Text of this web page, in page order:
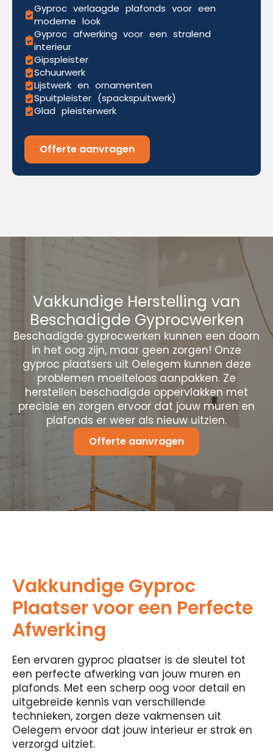
Gyproc verlaagde plafonds voor een
moderne look
Gyproc afwerking voor een stralend
interieur
Gipspleister
Schuurwerk
Lijstwerk en ornamenten
Spuitpleister (spackspuitwerk)
Glad pleisterwerk
Offerte aanvragen
Vakkundige Herstelling van
Beschadigde Gyprocwerken
Beschadigde gyprocwerken kunnen een doorn
in het oog zijn, maar geen zorgen! Onze
gyproc plaatsers uit Oelegem kunnen deze
problemen moeiteloos aanpakken. Ze
herstellen beschadigde oppervlakken met
precisie en zorgen ervoor dat jouw muren en
plafonds er weer als nieuw uitzien.
Offerte aanvragen
Vakkundige Gyproc
Plaatser voor een Perfecte
Afwerking
Een ervaren gyproc plaatser is de sleutel tot
een perfecte afwerking van jouw muren en
plafonds. Met een scherp oog voor detail en
uitgebreide kennis van verschillende
technieken, zorgen deze vakmensen uit
Oelegem ervoor dat jouw interieur er strak en
verzorgd uitziet.